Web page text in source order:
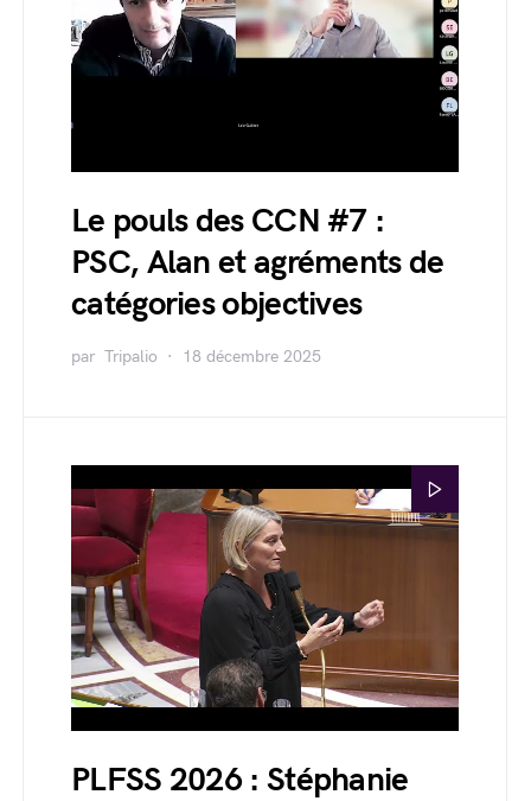
Le pouls des CCN #7 :
PSC, Alan et agréments de
catégories objectives
par Tripalio 18 décembre 2025
PLFSS 2026 : Stéphanie